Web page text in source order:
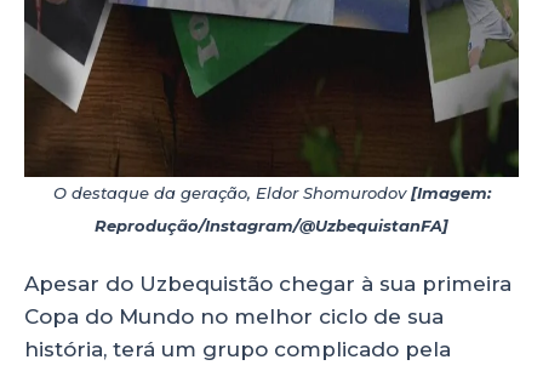
O destaque da geração, Eldor Shomurodov[Imagem:
Reprodução/Instagram/@UzbequistanFA]
Apesar do Uzbequistão chegar à sua primeira
Copa do Mundo no melhor ciclo de sua
história, terá um grupo complicado pela